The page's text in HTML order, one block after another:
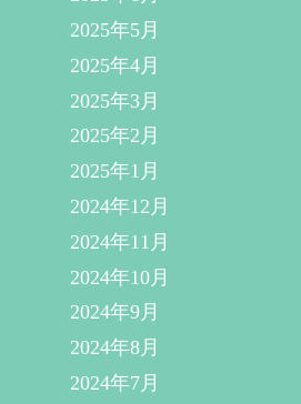
2025年5月
2025年4月
2025年3月
2025年2月
2025年1月
2024年12月
2024年11月
2024年10月
2024年9月
2024年8月
2024年7月